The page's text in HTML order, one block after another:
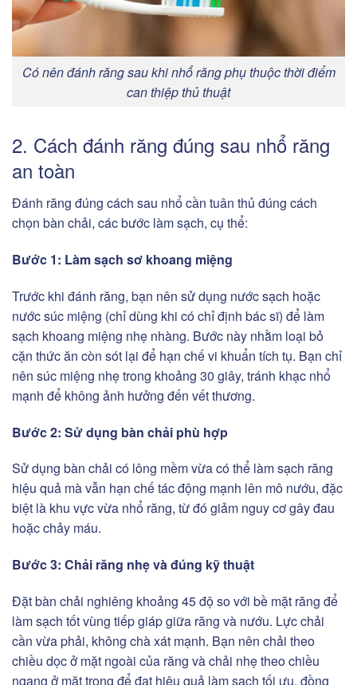
Có nên đánh răng sau khi nhổ răng phụ thuộc thời điểm
can thiệp thủ thuật
2. Cách đánh răng đúng sau nhổ răng
an toàn
Đánh răng đúng cách sau nhổ cần tuân thủ đúng cách
chọn bàn chải, các bước làm sạch, cụ thể:
Bước 1: Làm sạch sơ khoang miệng
Trước khi đánh răng, bạn nên sử dụng nước sạch hoặc
nước súc miệng (chỉ dùng khi có chỉ định bác sĩ) để làm
sạch khoang miệng nhẹ nhàng. Bước này nhằm loại bỏ
cặn thức ăn còn sót lại để hạn chế vi khuẩn tích tụ. Bạn chỉ
nên súc miệng nhẹ trong khoảng 30 giây, tránh khạc nhổ
mạnh để không ảnh hưởng đến vết thương.
Bước 2: Sử dụng bàn chải phù hợp
Sử dụng bàn chải có lông mềm vừa có thể làm sạch răng
hiệu quả mà vẫn hạn chế tác động mạnh lên mô nướu, đặc
biệt là khu vực vừa nhổ răng, từ đó giảm nguy cơ gây đau
hoặc chảy máu.
Bước 3: Chải răng nhẹ và đúng kỹ thuật
Đặt bàn chải nghiêng khoảng 45 độ so với bề mặt răng để
làm sạch tốt vùng tiếp giáp giữa răng và nướu. Lực chải
cần vừa phải, không chà xát mạnh. Bạn nên chải theo
chiều dọc ở mặt ngoài của răng và chải nhẹ theo chiều
ngang ở mặt trong để đạt hiệu quả làm sạch tối ưu, đồng